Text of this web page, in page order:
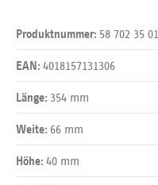
Produktnummer: 58 702 35 01
EAN: 4018157131306
Länge: 354 mm
Weite: 66 mm
Höhe: 40 mm